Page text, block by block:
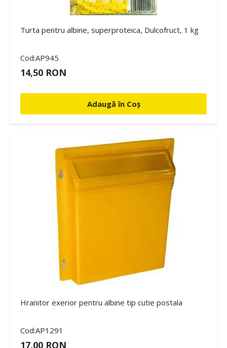
Turta pentru albine, superproteica, Dulcofruct, 1 kg
Cod:AP945
14,50 RON
Adaugă în Coș
Hranitor exerior pentru albine tip cutie postala
Cod:AP1291
17,00 RON